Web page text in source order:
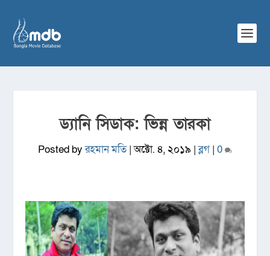
ড্যানি সিডাক: ভিন্ন তারকা
Posted byরহমান মতি|অক্টো. ৪, ২০১৯ |ব্লগ | 0